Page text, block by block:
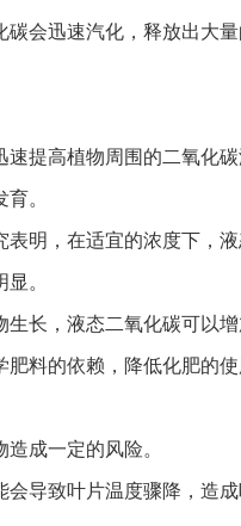
会迅速汽化，释放出大
提高植物周围的二氧化
。
，在适宜的浓度下，液
。
长，液态二氧化碳可以
料的依赖，降低化肥的使
成一定的风险。
导致叶片温度骤降，造